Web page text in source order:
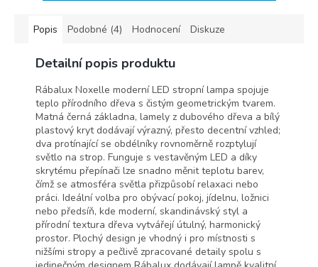
Popis Podobné (4) Hodnocení Diskuze
Detailní popis produktu
Rábalux Noxelle moderní LED stropní lampa spojuje
teplo přírodního dřeva s čistým geometrickým tvarem.
Matná černá základna, lamely z dubového dřeva a bílý
plastový kryt dodávají výrazný, přesto decentní vzhled;
dva protínající se obdélníky rovnoměrně rozptylují
světlo na strop. Funguje s vestavěným LED a díky
skrytému přepínači lze snadno měnit teplotu barev,
čímž se atmosféra světla přizpůsobí relaxaci nebo
práci. Ideální volba pro obývací pokoj, jídelnu, ložnici
nebo předsíň, kde moderní, skandinávský styl a
přírodní textura dřeva vytvářejí útulný, harmonický
prostor. Plochý design je vhodný i pro místnosti s
nižšími stropy a pečlivě zpracované detaily spolu s